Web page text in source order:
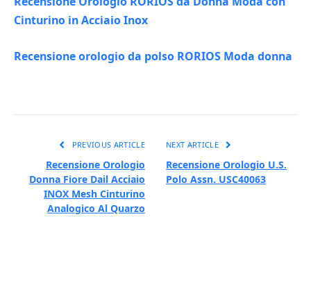
Cinturino in Acciaio Inox
Recensione orologio da polso RORIOS Moda donna
PREVIOUS ARTICLE
Recensione Orologio
Donna Fiore Dail Acciaio
INOX Mesh Cinturino
Analogico Al Quarzo
NEXT ARTICLE
Recensione Orologio U.S.
Polo Assn. USC40063